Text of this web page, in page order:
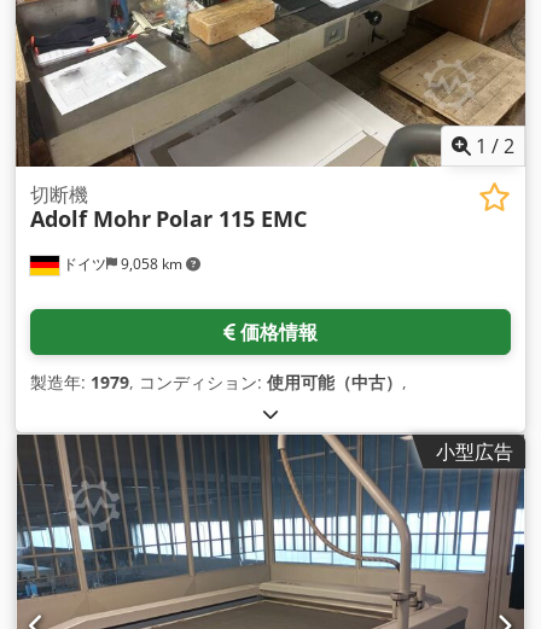
1 /2
ドイツ 9,058 km
切断機
Adolf Mohr Polar 115 EMC
価格情報
製造年: 1979, コンディション: 使用可能（中古） ,
小型広告